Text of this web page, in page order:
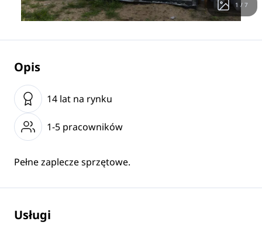
1 / 7
Opis
14 lat na rynku
1-5 pracowników
Pełne zaplecze sprzętowe.
Usługi